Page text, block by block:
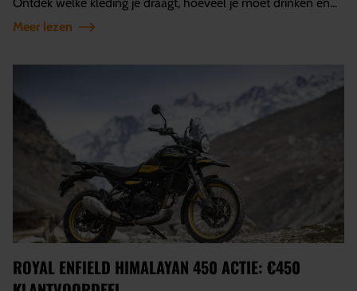
Meer lezen
ROYAL ENFIELD HIMALAYAN 450 ACTIE: €450